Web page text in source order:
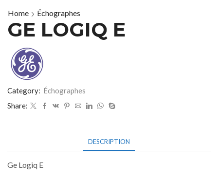
Home Échographes
GE LOGIQ E
Category: Échographes
Share:
DESCRIPTION
Ge Logiq E